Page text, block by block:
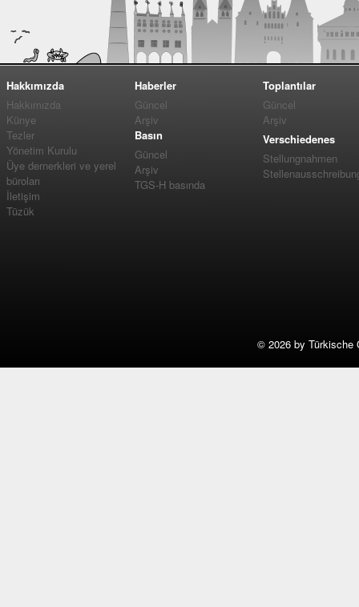
Hakkımızda
Hakkımızda
Künye
Tezler
Yönetim Kurulu
Üye dernerkleri ve yerel
büroları
İletişim
Tüzük
Haberler
Güncel
Arşiv
Basın
Güncel
Arşiv
TGS-H basında
Toplantılar
Güncel
Arşiv
Verschiedenes
Stellungnahmen
© 2026 by Türkische